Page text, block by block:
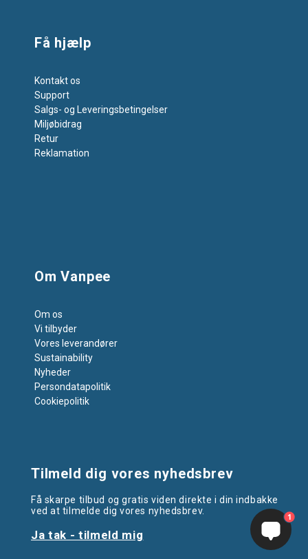
Få hjælp
Kontakt os
Support
Salgs- og Leveringsbetingelser
Miljøbidrag
Retur
Reklamation
Om Vanpee
Om os
Vi tilbyder
Vores leverandører
Sustainability
Nyheder
Persondatapolitik
Cookiepolitik
Tilmeld dig vores nyhedsbrev
Få skarpe tilbud og gratis viden direkte i din indbakke
ved at tilmelde dig vores nyhedsbrev.
Ja tak - tilmeld mig
1